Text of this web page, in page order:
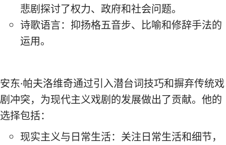
悲剧探讨了权力、政府和社会问题。
诗歌语言：抑扬格五音步、比喻和修辞手法的
运用。
安东·帕夫洛维奇通过引入潜台词技巧和摒弃传统戏
剧冲突，为现代主义戏剧的发展做出了贡献。他的
选择包括：
现实主义与日常生活：关注日常生活和细节，